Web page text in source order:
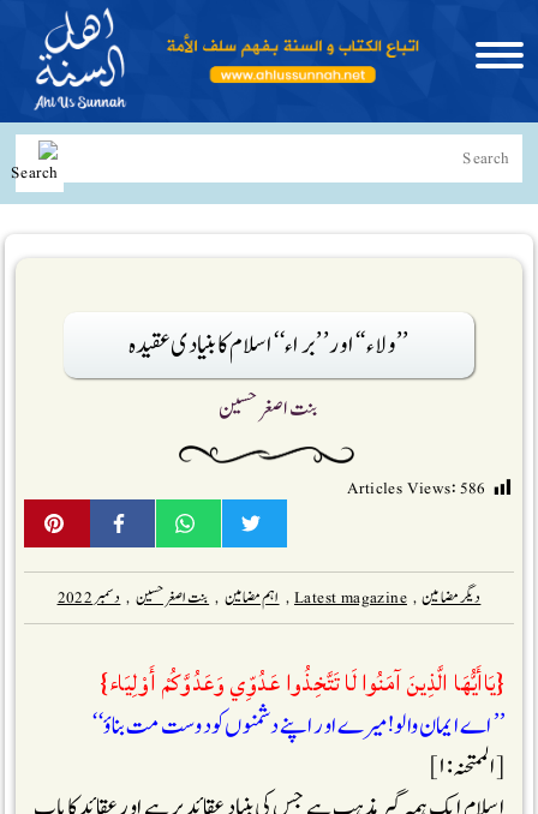
’’ولاء ‘‘اور ’’براء‘‘ اسلام کا بنیادی عقیدہ
بنت اصغر حسین
دیگر مضامین ,
Latest magazine
, اہم مضامین , بنت اصغر حسین , دسمبر 2022
{يَاأَيُّهَا الَّذِينَ آمَنُوا لَا تَتَّخِذُوا عَدُوِّي وَعَدُوَّكُمْ أَوْلِيَاء}
’’ اے ا یمان والو! میرے اور اپنے دشمنوں کو دوست مت بناؤ‘‘
[ الممتحنہ :۱]
Articles Views:586